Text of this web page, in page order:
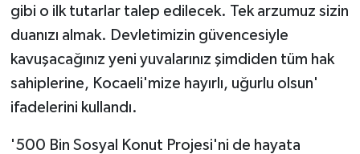
gibi o ilk tutarlar talep edilecek. Tek arzumuz sizin
duanızı almak. Devletimizin güvencesiyle
kavuşacağınız yeni yuvalarınız şimdiden tüm hak
sahiplerine, Kocaeli'mize hayırlı, uğurlu olsun'
ifadelerini kullandı.
'500 Bin Sosyal Konut Projesi'ni de hayata